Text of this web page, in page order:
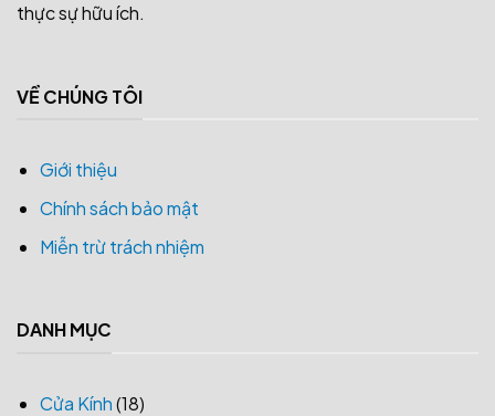
thực sự hữu ích.
VỀ CHÚNG TÔI
Giới thiệu
Chính sách bảo mật
Miễn trừ trách nhiệm
DANH MỤC
Cửa Kính(18)